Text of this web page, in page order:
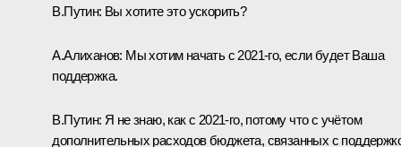
В.Путин: Вы хотите это ускорить?
А.Алиханов: Мы хотим начать с 2021‑го, если будет Ваша
поддержка.
В.Путин: Я не знаю, как с 2021‑го, потому что с учётом
дополнительных расходов бюджета, связанных с